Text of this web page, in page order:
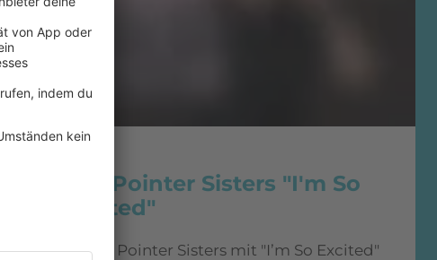
The Pointer Sisters "I'm So
Excited"
Als die Pointer Sisters mit "I’m So Excited"